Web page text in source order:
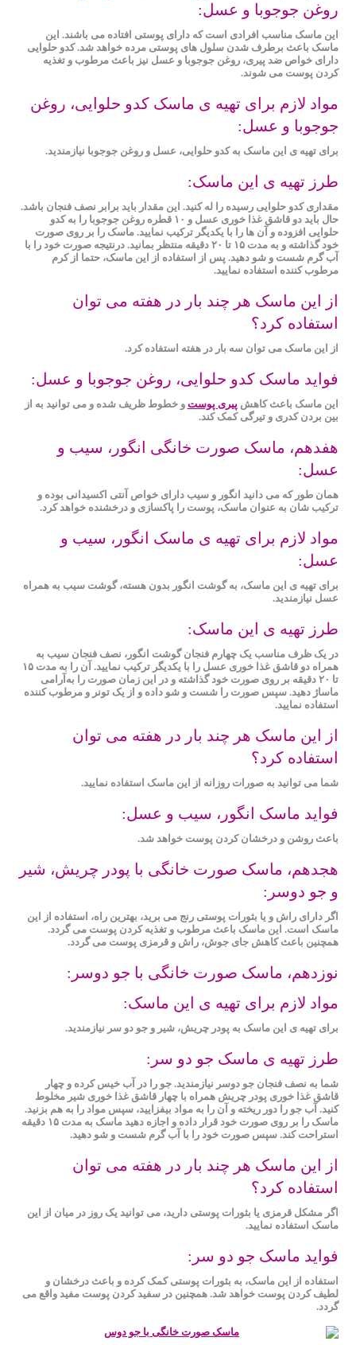
روغن جوجوبا و عسل:
این ماسک مناسب افرادی است که دارای پوستی افتاده می باشند. این
ماسک باعث برطرف شدن سلول ‌های پوستی مرده خواهد شد. کدو حلوایی
دارای خواص ضد پیری، روغن جوجوبا و عسل نیز باعث مرطوب و تغذیه
کردن پوست می شوند.
مواد لازم برای تهیه ی ماسک کدو حلوایی، روغن
جوجوبا و عسل:
برای تهیه ی این ماسک به کدو حلوایی، عسل و روغن جوجوبا نیازمندید.
طرز تهیه ی این ماسک:
مقداری کدو حلوایی رسیده را له کنید. این مقدار باید برابر نصف فنجان باشد.
حال باید دو قاشق غذا خوری عسل و ۱۰ قطره روغن جوجوبا را به کدو
حلوایی افزوده و آن ها را با یکدیگر ترکیب نمایید. ماسک را بر روی صورت
خود گذاشته و به مدت ۱۵ تا ۲۰ دقیقه منتظر بمانید. درنتیجه صورت خود را با
آب گرم شست و شو دهید. پس از استفاده از این ماسک، حتما از کرم
مرطوب‌ کننده استفاده نمایید.
از این ماسک هر چند بار در هفته می توان
استفاده کرد؟
از این ماسک می توان سه بار در هفته استفاده کرد.
فواید ماسک کدو حلوایی، روغن جوجوبا و عسل:
این ماسک باعث کاهش پیری پوست و خطوط ظریف شده و می ‌توانید به از
بین بردن کدری و تیرگی کمک کند.
هفدهم، ماسک صورت خانگی انگور، سیب و
عسل:
همان طور که می دانید انگور و سیب دارای خواص آنتی ‌اکسیدانی بوده و
ترکیب شان به عنوان ماسک، پوست را پاکسازی و درخشنده خواهد کرد.
مواد لازم برای تهیه ی ماسک انگور، سیب و
عسل:
برای تهیه ی این ماسک، به گوشت انگور بدون هسته، گوشت سیب به همراه
عسل نیازمندید.
طرز تهیه ی این ماسک:
در یک ظرف مناسب یک چهارم فنجان گوشت انگور، نصف فنجان سیب به
همراه دو قاشق غذا خوری عسل را با یکدیگر ترکیب نمایید. آن را به مدت ۱۵
تا ۲۰ دقیقه بر روی صورت خود گذاشته و در این زمان صورت را به‌آرامی
ماساژ دهید. سپس صورت را شست و شو داده و از یک تونر و مرطوب ‌کننده
استفاده نمایید.
از این ماسک هر چند بار در هفته می توان
استفاده کرد؟
شما می توانید به صورات روزانه از این ماسک استفاده نمایید.
فواید ماسک انگور، سیب و عسل:
باعث روشن و درخشان کردن پوست خواهد شد.
هجدهم، ماسک صورت خانگی با پودر چریش، شیر
و جو دوسر:
اگر دارای راش و یا بثورات پوستی رنج می ‌برید، بهترین راه، استفاده از این
ماسک است. این ماسک باعث مرطوب و تغذیه کردن پوست می گردد.
همچنین باعث کاهش جای جوش، راش و قرمزی پوست می گردد.
نوزدهم، ماسک صورت خانگی با جو دوسر:
مواد لازم برای تهیه ی این ماسک:
برای تهیه ی این ماسک به پودر چریش، شیر و جو دو سر نیازمندید.
طرز تهیه ی ماسک جو دو سر:
شما به نصف فنجان جو دوسر نیازمندید. جو را در آب خیس کرده و چهار
قاشق غذا خوری پودر چریش همراه با چهار قاشق غذا خوری شیر مخلوط
کنید. آب جو را دور ریخته و آن را به مواد بیفزایید، سپس مواد را به هم بزنید.
ماسک را بر روی صورت خود قرار داده و اجازه دهید ماسک به مدت ۱۵ دقیقه
استراحت کند. سپس صورت خود را با آب گرم شست و شو دهید.
از این ماسک هر چند بار در هفته می توان
استفاده کرد؟
اگر مشکل قرمزی یا بثورات پوستی دارید، می توانید یک روز در میان از این
ماسک استفاده نمایید.
فواید ماسک جو دو سر:
استفاده از این ماسک، به بثورات پوستی کمک کرده و باعث درخشان و
لطیف کردن پوست خواهد شد. همچنین در سفید کردن پوست مفید واقع می
گردد.